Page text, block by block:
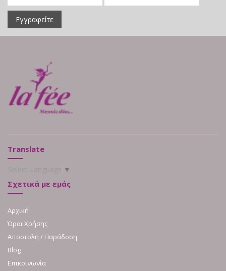
Εγγραφείτε
Translate
▼
Σχετικά με εμάς
Αρχική
Όροι Χρήσης
Αποστολή / Παράδοση
Blog
Επικοινωνία